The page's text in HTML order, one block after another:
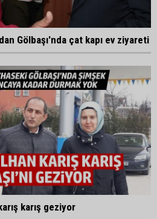
Gölbaşı'nda çat kapı ev ziyareti
karış geziyor